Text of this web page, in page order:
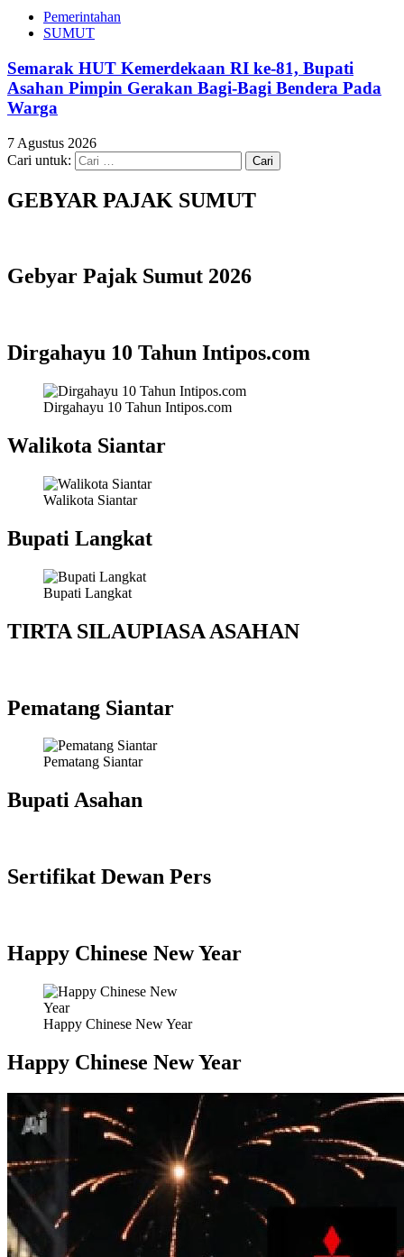
Pemerintahan
SUMUT
Semarak HUT Kemerdekaan RI ke-81, Bupati
Asahan Pimpin Gerakan Bagi-Bagi Bendera Pada
Warga
7 Agustus 2026
Cari untuk:
GEBYAR PAJAK SUMUT
Gebyar Pajak Sumut 2026
Dirgahayu 10 Tahun Intipos.com
Dirgahayu 10 Tahun Intipos.com
Walikota Siantar
Walikota Siantar
Bupati Langkat
Bupati Langkat
TIRTA SILAUPIASA ASAHAN
Pematang Siantar
Pematang Siantar
Bupati Asahan
Sertifikat Dewan Pers
Happy Chinese New Year
Happy Chinese New Year
Happy Chinese New Year